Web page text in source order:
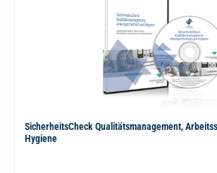
SicherheitsCheck Qualitätsmanagement,
Hygiene